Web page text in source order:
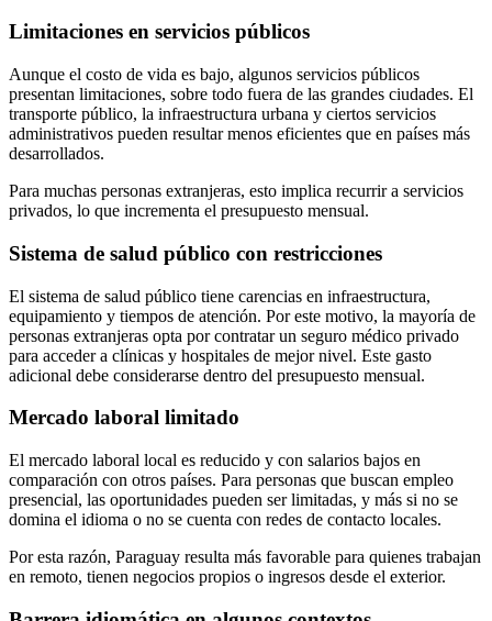
Limitaciones en servicios públicos
Aunque el costo de vida es bajo, algunos servicios públicos
presentan limitaciones, sobre todo fuera de las grandes ciudades. El
transporte público, la infraestructura urbana y ciertos servicios
administrativos pueden resultar menos eficientes que en países más
desarrollados.
Para muchas personas extranjeras, esto implica recurrir a servicios
privados, lo que incrementa el presupuesto mensual.
Sistema de salud público con restricciones
El sistema de salud público tiene carencias en infraestructura,
equipamiento y tiempos de atención. Por este motivo, la mayoría de
personas extranjeras opta por contratar un seguro médico privado
para acceder a clínicas y hospitales de mejor nivel. Este gasto
adicional debe considerarse dentro del presupuesto mensual.
Mercado laboral limitado
El mercado laboral local es reducido y con salarios bajos en
comparación con otros países. Para personas que buscan empleo
presencial, las oportunidades pueden ser limitadas, y más si no se
domina el idioma o no se cuenta con redes de contacto locales.
Por esta razón, Paraguay resulta más favorable para quienes trabajan
en remoto, tienen negocios propios o ingresos desde el exterior.